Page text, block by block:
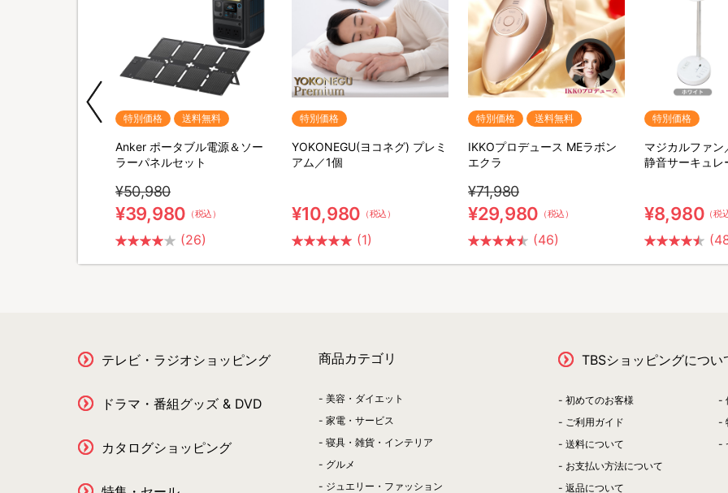
特別価格 送料無料
Anker ポータブル電源＆ソー
ラーパネルセット
¥50,980
¥39,980 （税込）
(26)
特別価格
YOKONEGU(ヨコネグ) プレミ
アム／1個
¥10,980 （税込）
(1)
特別価格 送料無料
IKKOプロデュース MEラボン
エクラ
¥71,980
¥29,980 （税込）
(46)
特別価格
マジカルファン
静音サーキュレ
¥8,980 （税
テレビ・ラジオショッピング
ドラマ・番組グッズ & DVD
カタログショッピング
商品カテゴリ
美容・ダイエット
家電・サービス
寝具・雑貨・インテリア
グルメ
ジュエリー・ファッション
TBSショッピングについ
初めてのお客様
ご利用ガイド
送料について
お支払い方法について
返品について